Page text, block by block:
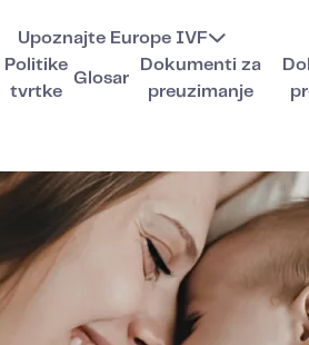
Upoznajte Europe IVF
Politike
tvrtke
Glosar
Dokumenti za
preuzimanje